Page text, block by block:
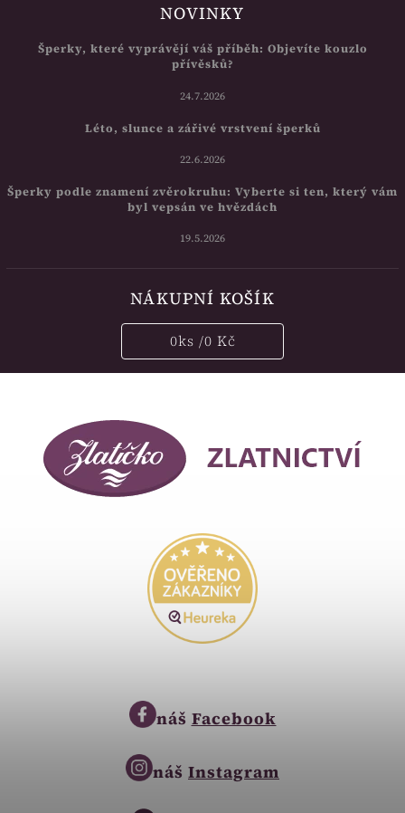
NOVINKY
Šperky, které vyprávějí váš příběh: Objevíte kouzlo
přívěsků?
24.7.2026
Léto, slunce a zářivé vrstvení šperků
22.6.2026
Šperky podle znamení zvěrokruhu: Vyberte si ten, který vám
byl vepsán ve hvězdách
19.5.2026
NÁKUPNÍ KOŠÍK
0ks /0 Kč
náš Facebook
náš Instagram